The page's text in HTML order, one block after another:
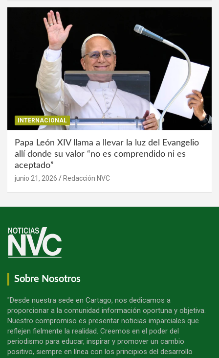
INTERNACIONAL
Papa León XIV llama a llevar la luz del Evangelio
allí donde su valor “no es comprendido ni es
aceptado”
junio 21, 2026 Redacción NVC
Sobre Nosotros
"Desde nuestra sede en Cartago, nos dedicamos a
proporcionar a la comunidad información oportuna y objetiva.
Nuestro compromiso es presentar noticias imparciales que
reflejen fielmente la realidad. Creemos en el poder del
periodismo para educar, inspirar y promover un cambio
positivo, siempre en línea con los principios del desarrollo